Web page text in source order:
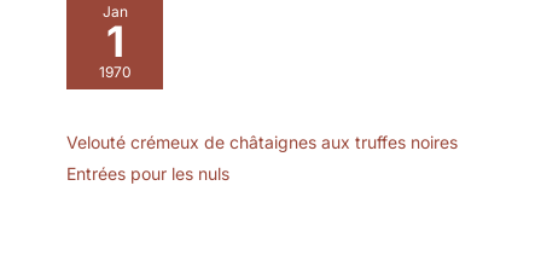
Jan
1
1970
Velouté crémeux de châtaignes aux truffes noires
Entrées pour les nuls